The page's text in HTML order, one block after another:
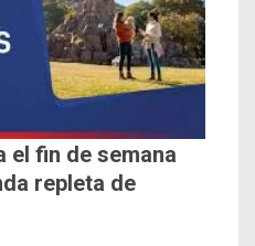
el fin de semana
repleta de